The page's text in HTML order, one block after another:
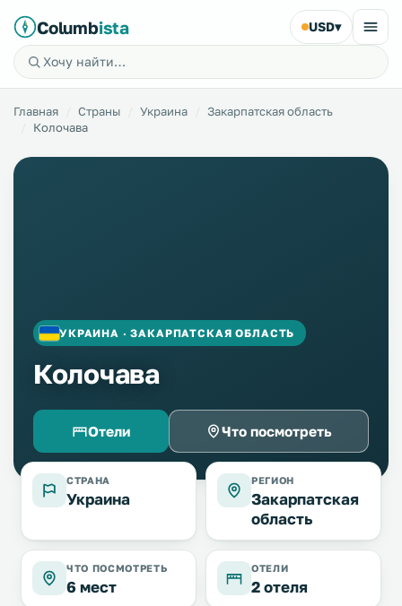
Columbista USD▾
Главная Страны Украина
Закарпатская область
Колочава
УКРАИНА · ЗАКАРПАТСКАЯ ОБЛАСТЬ
Колочава
Отели Что посмотреть
СТРАНА
Украина
РЕГИОН
Закарпатская
область
ЧТО ПОСМОТРЕТЬ
6 мест
ОТЕЛИ
2 отеля